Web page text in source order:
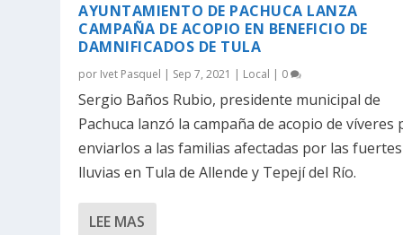
AYUNTAMIENTO DE PACHUCA LANZA
CAMPAÑA DE ACOPIO EN BENEFICIO DE
DAMNIFICADOS DE TULA
por Ivet Pasquel | Sep 7, 2021 | Local | 0
Sergio Baños Rubio, presidente municipal de
Pachuca lanzó la campaña de acopio de víveres
enviarlos a las familias afectadas por las fuertes
lluvias en Tula de Allende y Tepejí del Río.
LEE MAS